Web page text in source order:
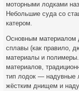
моторными лодками
Небольшие суда со
катером.
Основным материалом
сплавы (как правило,
материалы и
материалов,
тип лодок —
жёстким днищем и